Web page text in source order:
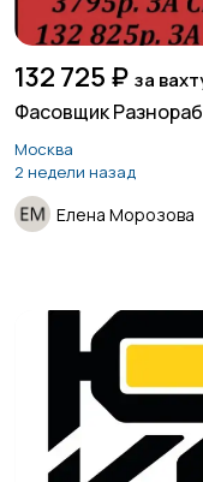
132 725 ₽ за
Фасовщик
Москва
2 недели назад
Елена Морозова